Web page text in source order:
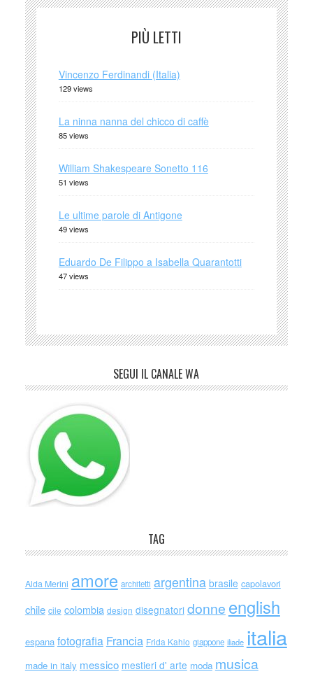
PIÙ LETTI
Vincenzo Ferdinandi (Italia)
129 views
La ninna nanna del chicco di caffè
85 views
William Shakespeare Sonetto 116
51 views
Le ultime parole di Antigone
49 views
Eduardo De Filippo a Isabella Quarantotti
47 views
SEGUI IL CANALE WA
TAG
Alda Merini amore architetti argentina brasile capolavori
chile cile colombia design disegnatori donne english
espana fotografia Francia Frida Kahlo giappone iliade italia
made in italy messico mestieri d' arte moda musica